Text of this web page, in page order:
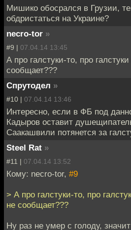
Мишико обосрался в Грузии,
обдристаться на Украине?
necro-tor »
#9 | 07.04.14 13:45
А про галстуки-то, про
сообщает???
Спрутодел »
#10 | 07.04.14 13:46
Интересно, если в ФБ под
Кадыров оставит
Саакашвили потянется за
Steel Rat »
#11 | 07.04.14 13:52
Кому: necro-tor, #9
> А про галстуки-то, про
не сообщает???
Ну раз не умер с голоду,